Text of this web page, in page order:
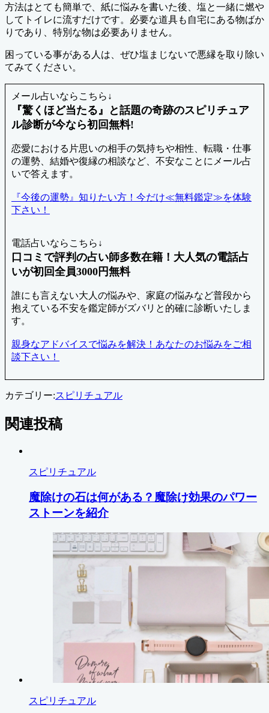
方法はとても簡単で、紙に悩みを書いた後、塩と一緒に燃や
してトイレに流すだけです。必要な道具も自宅にある物ばか
りであり、特別な物は必要ありません。
困っている事がある人は、ぜひ塩まじないで悪縁を取り除い
てみてください。
メール占いならこちら↓
『驚くほど当たる』と話題の奇跡のスピリチュア
ル診断が今なら初回無料!
恋愛における片思いの相手の気持ちや相性、転職・仕事
の運勢、結婚や復縁の相談など、不安なことにメール占
いで答えます。
『今後の運勢』知りたい方！今だけ≪無料鑑定≫を体験
下さい！
電話占いならこちら↓
口コミで評判の占い師多数在籍！大人気の電話占
いが初回全員3000円無料
誰にも言えない大人の悩みや、家庭の悩みなど普段から
抱えている不安を鑑定師がズバリと的確に診断いたしま
す。
親身なアドバイスで悩みを解決！あなたのお悩みをご相
談下さい！
カテゴリー:スピリチュアル
関連投稿
スピリチュアル
魔除けの石は何がある？魔除け効果のパワー
ストーンを紹介
スピリチュアル